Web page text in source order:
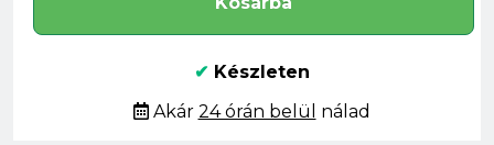
✔ Készleten
Akár 24 órán belül nálad